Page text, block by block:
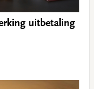
uitbetaling